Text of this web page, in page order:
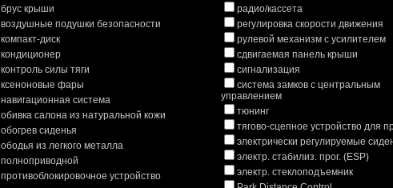
брус крыши
воздушные подушки безопасности
компакт-диск
кондиционер
контроль силы тяги
ксеноновые фары
навигационная система
обивка салона из натуральной кожи
обогрев сиденья
ободья из легкого металла
полноприводной
противоблокировочное устройство
радио/кассета
регулировка скорости движения
рулевой механизм с усилителем
сдвигаемая панель крыши
сигнализация
система замков с центральным
управлением
тюнинг
тягово-сцепное устройство для
электрически регулируемые
электр. стабилиз. прог. (ESP)
электр. стеклоподъемник